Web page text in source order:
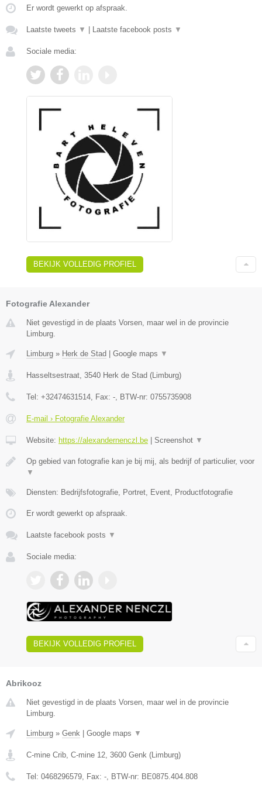
Er wordt gewerkt op afspraak.
Laatste tweets ▼ Laatste facebook posts ▼
Sociale media:
BEKIJK VOLLEDIG PROFIEL
Fotografie Alexander
Niet gevestigd in de plaats Vorsen, maar wel in de provincie
Limburg.
Limburg » Herk de Stad Google maps ▼
Hasseltsestraat, 3540 Herk de Stad (Limburg)
Tel: +32474631514, Fax: -, BTW-nr: 0755735908
E-mail › Fotografie Alexander
Website: https://alexandernenczl.be Screenshot ▼
Op gebied van fotografie kan je bij mij, als bedrijf of particulier, voor
▼
Diensten: Bedrijfsfotografie, Portret, Event, Productfotografie
Er wordt gewerkt op afspraak.
Laatste facebook posts ▼
Sociale media:
BEKIJK VOLLEDIG PROFIEL
Abrikooz
Niet gevestigd in de plaats Vorsen, maar wel in de provincie
Limburg.
Limburg » Genk Google maps ▼
C-mine Crib, C-mine 12 3600 Genk ( Limburg)
Tel: 0468296579 , Fax: - , BTW-nr: BE0875.404.808